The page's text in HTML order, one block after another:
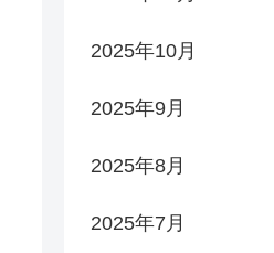
2025年10月
2025年9月
2025年8月
2025年7月